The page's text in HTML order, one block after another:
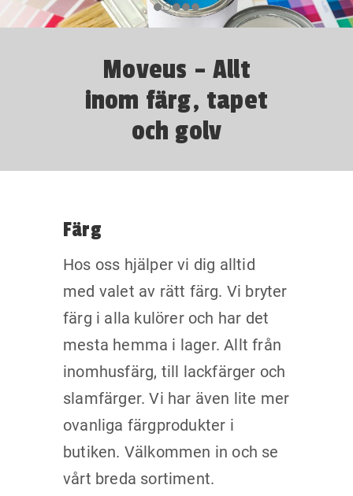
Moveus – Allt
inom färg, tapet
och golv
Färg
Hos oss hjälper vi dig alltid
med valet av rätt färg. Vi bryter
färg i alla kulörer och har det
mesta hemma i lager. Allt från
inomhusfärg, till lackfärger och
slamfärger. Vi har även lite mer
ovanliga färgprodukter i
butiken. Välkommen in och se
vårt breda sortiment.